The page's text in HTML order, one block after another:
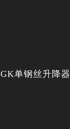
GK单钢丝升降器